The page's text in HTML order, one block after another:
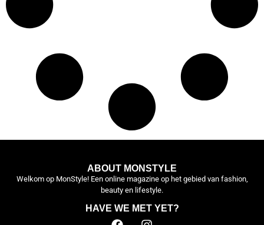
ABOUT MONSTYLE
Welkom op MonStyle! Een online magazine op het gebied van fashion,
beauty en lifestyle.
HAVE WE MET YET?